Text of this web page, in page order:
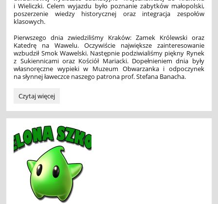
i Wieliczki. Celem wyjazdu było poznanie zabytków małopolski,
poszerzenie wiedzy historycznej oraz integracja zespołów
klasowych.
Pierwszego dnia zwiedziliśmy Kraków: Zamek Królewski oraz
Katedrę na Wawelu. Oczywiście największe zainteresowanie
wzbudził Smok Wawelski. Następnie podziwialiśmy piękny Rynek
z Sukiennicami oraz Kościół Mariacki. Dopełnieniem dnia były
własnoręczne wypieki w Muzeum Obwarzanka i odpoczynek
na słynnej ławeczce naszego patrona prof. Stefana Banacha.
Wycieczka
Krakowa:
Czytaj więcej